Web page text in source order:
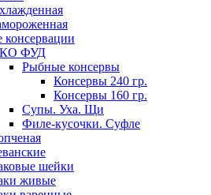
ФУД
Рыбные консервы
Консервы 240 гр.
Консервы 160 гр.
Супы. Уха. Щи
Филе-кусочки. Суфле
шейки
живые